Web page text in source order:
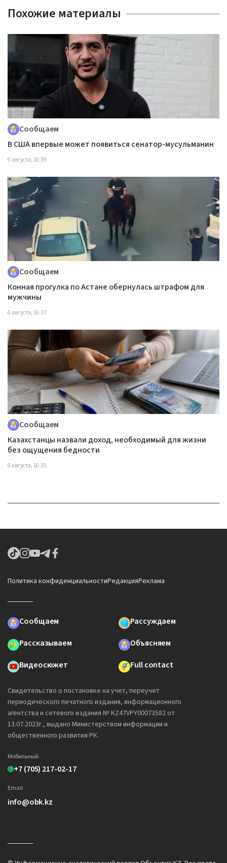
Похожие материалы
Сообщаем
В США впервые может появиться сенатор-мусульманин
6 августа, 16:39
Сообщаем
Конная прогулка по Астане обернулась штрафом для
мужчины
6 августа, 16:37
Сообщаем
Казахстанцы назвали доход, необходимый для жизни
без ощущения бедности
6 августа, 16:35
Политика конфиденциальностиРедакцияРеклама
Сообщаем
Рассуждаем
Рассказываем
Объясняем
Видеосюжет
Full contact
Свидетельство о постановке на учет, переучет
периодического печатного издания, информационного
агентства и сетевого издания № KZ47VPY00073582 от
13.07.2023г., выдано Министерством информации и
общественного развития РК.
Мобильный
+7 (705) 217-02-17
Email
info@obk.kz